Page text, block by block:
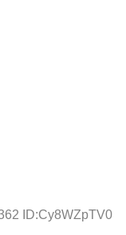
ID:Cy8WZpTV0